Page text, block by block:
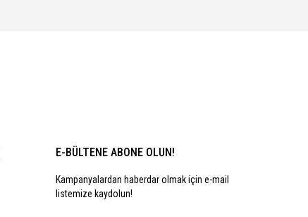
E-BÜLTENE ABONE OLUN!
Kampanyalardan haberdar olmak için e-mail
listemize kaydolun!